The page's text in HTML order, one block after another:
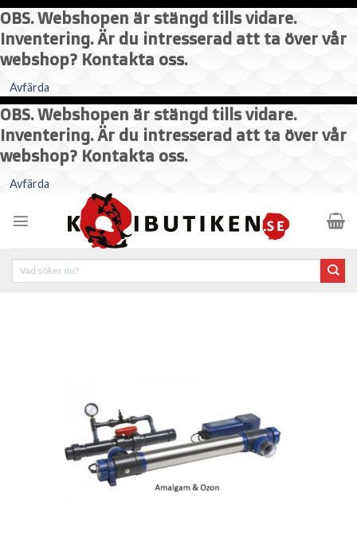
OBS. Webshopen är stängd tills vidare.
Inventering. Är du intresserad att ta över vår
webshop? Kontakta oss.
Avfärda
OBS. Webshopen är stängd tills vidare.
Inventering. Är du intresserad att ta över vår
webshop? Kontakta oss.
Avfärda
content